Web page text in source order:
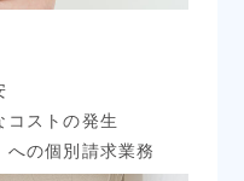
コストの発生
の個別請求業務